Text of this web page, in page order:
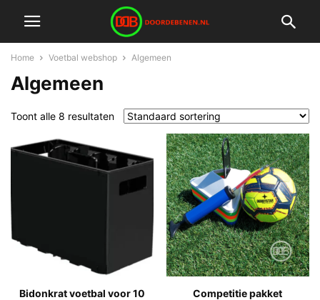
Home Voetbal webshop Algemeen
Algemeen
Toont alle 8 resultaten
Bidonkrat voetbal voor 10
Competitie pakket